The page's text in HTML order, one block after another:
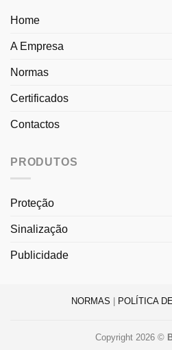
Home
A Empresa
Normas
Certificados
Contactos
PRODUTOS
Proteção
Sinalização
Publicidade
NORMAS POLÍTICA
Copyright 2026 ©